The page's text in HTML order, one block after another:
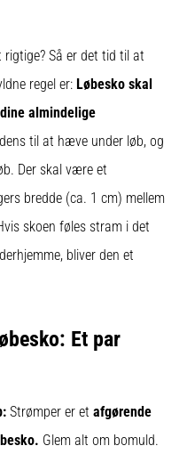
rigtige? Så er det tid til at
regel er: Løbesko skal
almindelige
til at hæve under løb, og
Der skal være et
bredde (ca. 1 cm) mellem
skoen føles stram i det
bliver den et
Et par
Strømper er et afgørende
Glem alt om bomuld.